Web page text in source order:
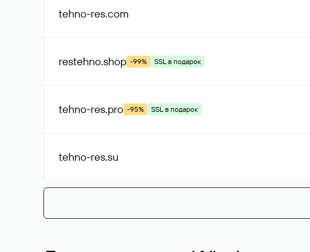
tehno-res.com
restehno.shop -99% SSL в подарок
tehno-res.pro -95% SSL в подарок
tehno-res.su